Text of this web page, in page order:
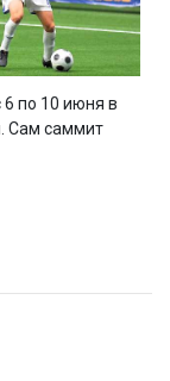
по 10 июня в
Сам саммит